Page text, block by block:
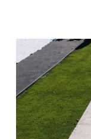
Entretien
liner
piscine